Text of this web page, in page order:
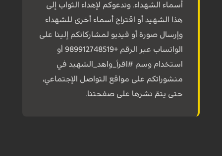
أسماء الشهداء. وندعوكم لإهداء الثواب إلى
هذا الشهيد أو اقتراح أسماء أخرى للشهداء
وإرسال صورة أو فيديو لمشاركاتكم إلينا على
الواتساب عبر الرقم +989912748519 أو
استخدام وسم #اقرأ_واهد_الشهيد في
منشوراتكم على مواقع التواصل الإجتماعي،
حتى يتمّ نشرها على صفحتنا.